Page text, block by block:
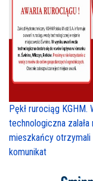
Pękł rurociąg KGHM.
technologiczna zalała
mieszkańcy otrzymali
komunikat